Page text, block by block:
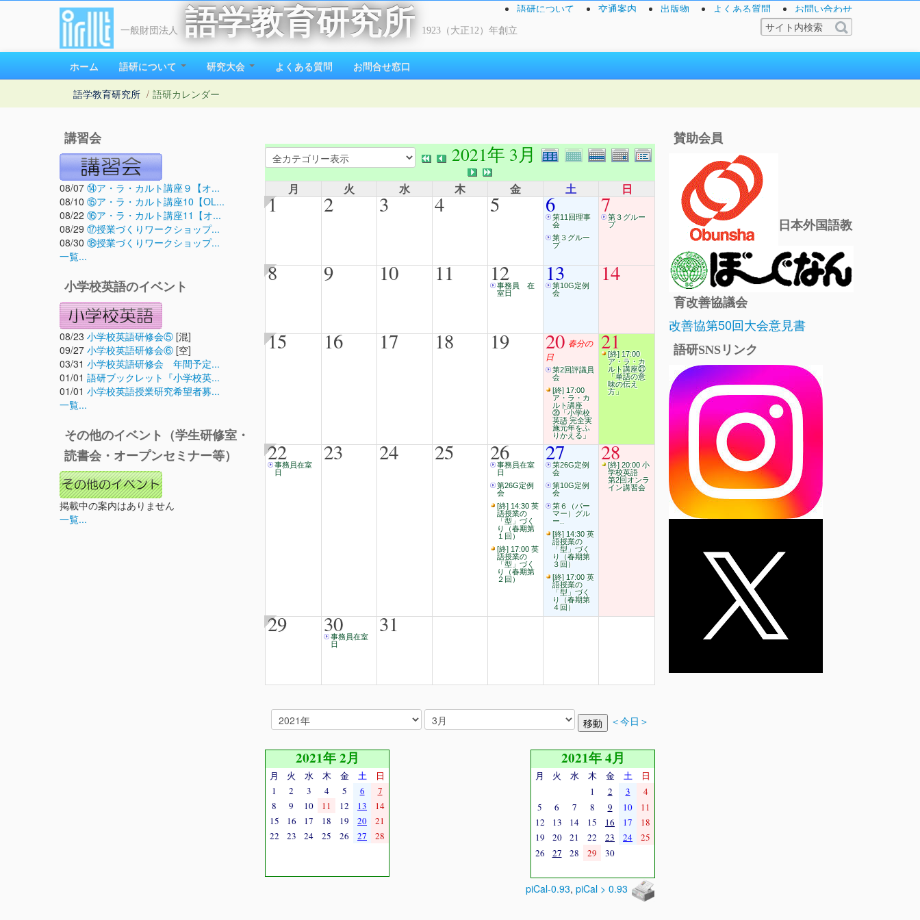
一般財団法人 語学教育研究所 1923（大正12）年創立
語研について 交通案内 出版物 よくある質問 お問い合わせ
ホーム 語研について 研究大会 よくある質問 お問合せ窓口
語学教育研究所 / 語研カレンダー
講習会
08/07 ⑭ア・ラ・カルト講座９【オ...
08/10 ⑮ア・ラ・カルト講座10【OL...
08/22 ⑯ア・ラ・カルト講座11【オ...
08/29 ⑰授業づくりワークショップ...
08/30 ⑱授業づくりワークショップ...
一覧...
小学校英語のイベント
08/23 小学校英語研修会⑤ [混]
09/27 小学校英語研修会⑥ [空]
03/31 小学校英語研修会 年間予定...
01/01 語研ブックレット『小学校英...
01/01 小学校英語授業研究希望者募...
一覧...
その他のイベント（学生研修室・
読書会・オープンセミナー等）
掲載中の案内はありません
一覧...
2021年 3月
月 火 水 木 金 土 日
1 2 3 4 5 6第11回理事
会
第３グルー
プ
7第３グルー
プ
8 9 10 11 12
事務員 在
室日
13
第10G定例
会
14
15 16 17 18 19 20 春分の
日
第2回評議員
会
[終] 17:00
ア・ラ・カ
ルト講座
⑳「小学校
英語 完全実
施元年をふ
りかえる」
21
[終] 17:00
ア・ラ・カ
ルト講座㉑
「単語の意
味の伝え
方」
22
事務員在室
日
23 24 25 26
事務員在室
日
第26G定例
会
[終] 14:30 英
語授業の
「型」づく
り（春期第
１回）
[終] 17:00 英
語授業の
「型」づく
り（春期第
２回）
27
第26G定例
会
第10G定例
会
第６（パー
マー）グル
ー..
[終] 14:30 英
語授業の
「型」づく
り（春期第
３回）
[終] 17:00 英
語授業の
「型」づく
り（春期第
４回）
28
[終] 20:00 小
学校英語
第2回オンラ
イン講習会
29 30
事務員在室
日
31
＜今日＞
2021年 2月
月 火 水 木 金 土
日
1
2 3 4 5 6
7
8
9 10 11 12 13
14
15
16 17 18 19 20
21
22
23 24 25 26 27 28
2021年 4月
月 火 水 木 金 土
日
1
2 3
4
5
6 7 8 9 10
11
12
13 14 15 16 17
18
19
20 21 22 23 24
25
26
27 28 29 30
piCal-0.93, piCal > 0.93
賛助会員
日本外国語教
育改善協議会
改善協第50回大会意見書
語研SNSリンク